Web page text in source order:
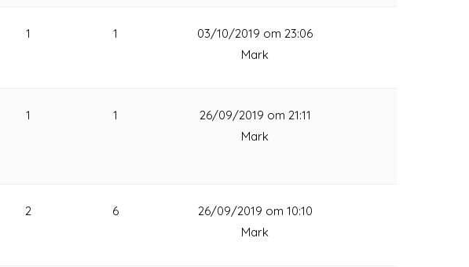
1 1
03/10/2019 om 23:06
Mark
1 1
26/09/2019 om 21:11
Mark
2 6
26/09/2019 om 10:10
Mark